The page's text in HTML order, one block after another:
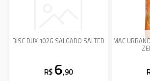
BISC DUX 102G SALGADO SALTED
R$ 6,90
MAC